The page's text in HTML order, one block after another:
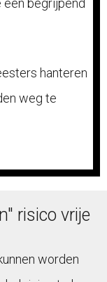
hanteren
weg te
risico vrije
worden